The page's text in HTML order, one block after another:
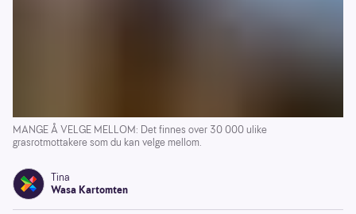
MANGE Å VELGE MELLOM: Det finnes over 30 000 ulike
grasrotmottakere som du kan velge mellom.
Tina
Wasa Kartomten